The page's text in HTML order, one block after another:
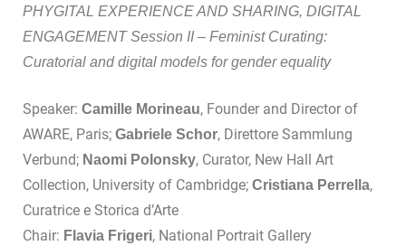
PHYGITAL EXPERIENCE AND SHARING, DIGITAL
ENGAGEMENT Session II – Feminist Curating:
Curatorial and digital models for gender equality
Speaker: Camille Morineau, Founder and Director of
AWARE, Paris; Gabriele Schor, Direttore Sammlung
Verbund; Naomi Polonsky, Curator, New Hall Art
Collection, University of Cambridge; Cristiana Perrella,
Curatrice e Storica d’Arte
Chair: Flavia Frigeri, National Portrait Gallery